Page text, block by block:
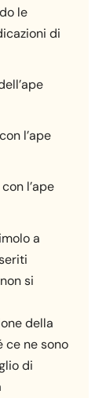
le
di
l’ape
l’ape
a
si
della
ce ne sono
di